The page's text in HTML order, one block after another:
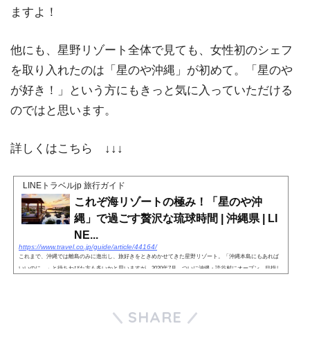
ますよ！
他にも、星野リゾート全体で見ても、女性初のシェフ
を取り入れたのは「星のや沖縄」が初めて。「星のや
が好き！」という方にもきっと気に入っていただける
のではと思います。
詳しくはこちら ↓↓↓
LINEトラベルjp 旅行ガイド
これぞ海リゾートの極み！「星のや沖
縄」で過ごす贅沢な琉球時間 | 沖縄県 | LI
NE...
https://www.travel.co.jp/guide/article/44164/
これまで、沖縄では離島のみに進出し、旅好きをときめかせてきた星野リゾート。「沖縄本島にもあれば
いいのに…」と待ちわびた方も多いかと思いますが、2020年7月、ついに沖縄・読谷村にオープン。目指し
SHARE